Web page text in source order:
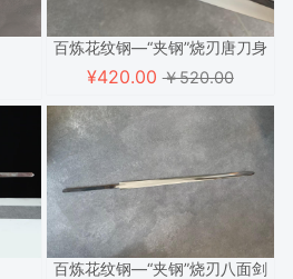
百炼花纹钢—“夹钢”烧刃唐刀身
¥420.00￥520.00
百炼花纹钢—“夹钢”烧刃八面剑